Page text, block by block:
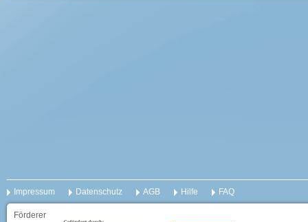
Impressum Datenschutz AGB Hilfe FAQ
Förderer